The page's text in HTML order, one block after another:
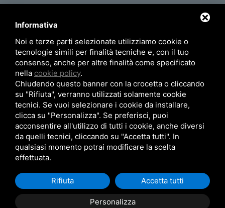
Informativa
Noi e terze parti selezionate utilizziamo cookie o
tecnologie simili per finalità tecniche e, con il tuo
consenso, anche per altre finalità come specificato
nella cookie policy.
Chiudendo questo banner con la crocetta o cliccando
su "Rifiuta", verranno utilizzati solamente cookie
tecnici. Se vuoi selezionare i cookie da installare,
clicca su "Personalizza". Se preferisci, puoi
acconsentire all'utilizzo di tutti i cookie, anche diversi
da quelli tecnici, cliccando su "Accetta tutti". In
qualsiasi momento potrai modificare la scelta
effettuata.
Personalizza
Rifiuta Accetta tutti
Via Maestri del Lavoro, 18
zona Roveri 2
40138 Bologna (Italy)
Privacy Policy Mappa del sito
© 2026 AIRUM SRL - P.Iva 02371101201